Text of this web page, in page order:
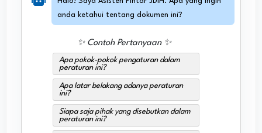
✨ Contoh Pertanyaan ✨
Apa pokok-pokok pengaturan dalam
peraturan ini?
Apa latar belakang adanya peraturan
ini?
Siapa saja pihak yang disebutkan dalam
peraturan ini?
anda ketahui tentang dokumen ini?